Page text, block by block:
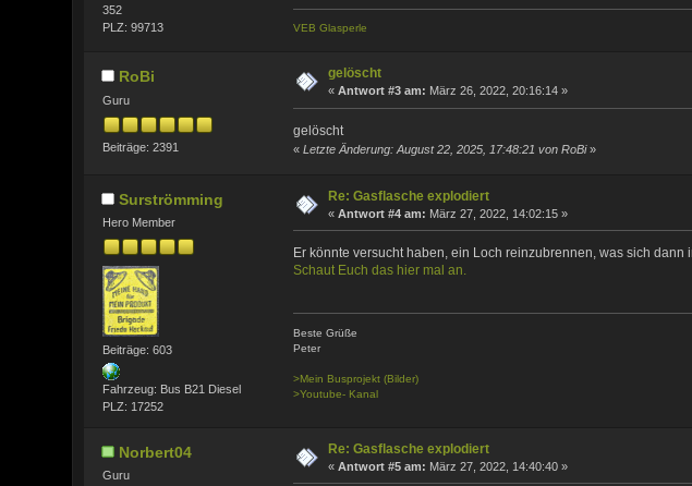
352
PLZ: 99713
VEB Glasperle
RoBi
Guru
Beiträge: 2391
gelöscht
«Antwort #3 am: März 26, 2022, 20:16:14 »
gelöscht
«Letzte Änderung: August 22, 2025, 17:48:21 von RoBi»
Surströmming
Hero Member
Beiträge: 603
Fahrzeug: Bus B21 Diesel
PLZ: 17252
Re: Gasflasche explodiert
«Antwort #4 am: März 27, 2022, 14:02:15 »
Er könnte versucht haben, ein Loch reinzubrennen, was sich
Schaut Euch das hier mal an.
Beste Grüße
Peter
>Mein Busprojekt (Bilder)
>Youtube- Kanal
Norbert04
Guru
Re: Gasflasche explodiert
«Antwort #5 am: März 27, 2022, 14:40:40 »